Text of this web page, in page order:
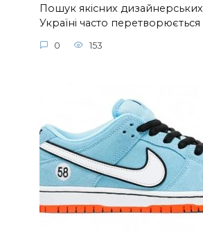
Пошук якісних
Україні часто перетворюється
0 153